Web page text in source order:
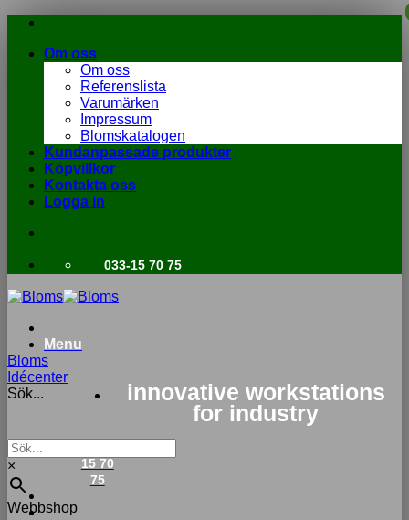
Skip
contentOm oss
Om oss
Referenslista
Varumärken
Impressum
Blomskatalogen
Kundanpassade produkter
Köpvillkor
Kontakta oss
Logga in
033-15 70 75
Menu
innovative workstations
for industry
15 70
75
Bloms
Idécenter
Sök...
×
Webbshop